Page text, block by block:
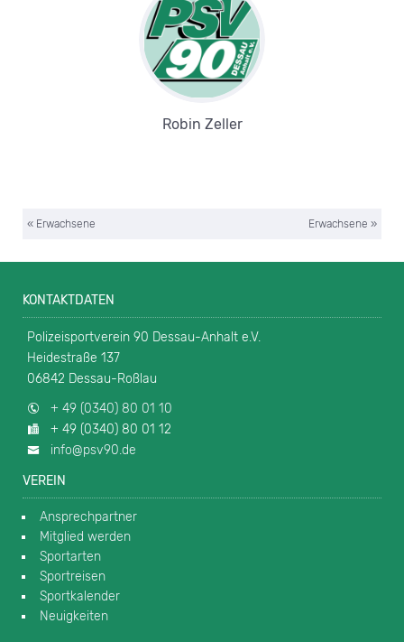
Robin Zeller
« Erwachsene Erwachsene »
KONTAKTDATEN
Polizeisportverein 90 Dessau-Anhalt e.V.
Heidestraße 137
06842 Dessau-Roßlau
+ 49 (0340) 80 01 10
+ 49 (0340) 80 01 12
info@psv90.de
VEREIN
Ansprechpartner
Mitglied werden
Sportarten
Sportreisen
Sportkalender
Neuigkeiten